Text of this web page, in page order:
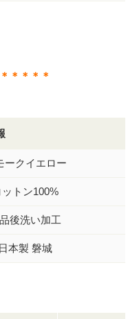
＊＊＊＊
ークイエロー
ットン100%
後洗い加工
日本製 磐城